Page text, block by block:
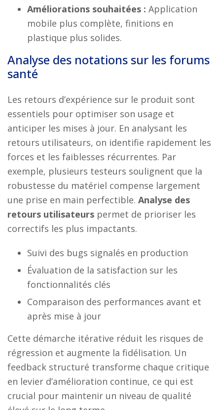
Améliorations souhaitées : Application
mobile plus complète, finitions en
plastique plus solides.
Analyse des notations sur les forums
santé
Les retours d’expérience sur le produit sont
essentiels pour optimiser son usage et
anticiper les mises à jour. En analysant les
retours utilisateurs, on identifie rapidement les
forces et les faiblesses récurrentes. Par
exemple, plusieurs testeurs soulignent que la
robustesse du matériel compense largement
une prise en main perfectible. Analyse des
retours utilisateurs permet de prioriser les
correctifs les plus impactants.
Suivi des bugs signalés en production
Évaluation de la satisfaction sur les
fonctionnalités clés
Comparaison des performances avant et
après mise à jour
Cette démarche itérative réduit les risques de
régression et augmente la fidélisation. Un
feedback structuré transforme chaque critique
en levier d’amélioration continue, ce qui est
crucial pour maintenir un niveau de qualité